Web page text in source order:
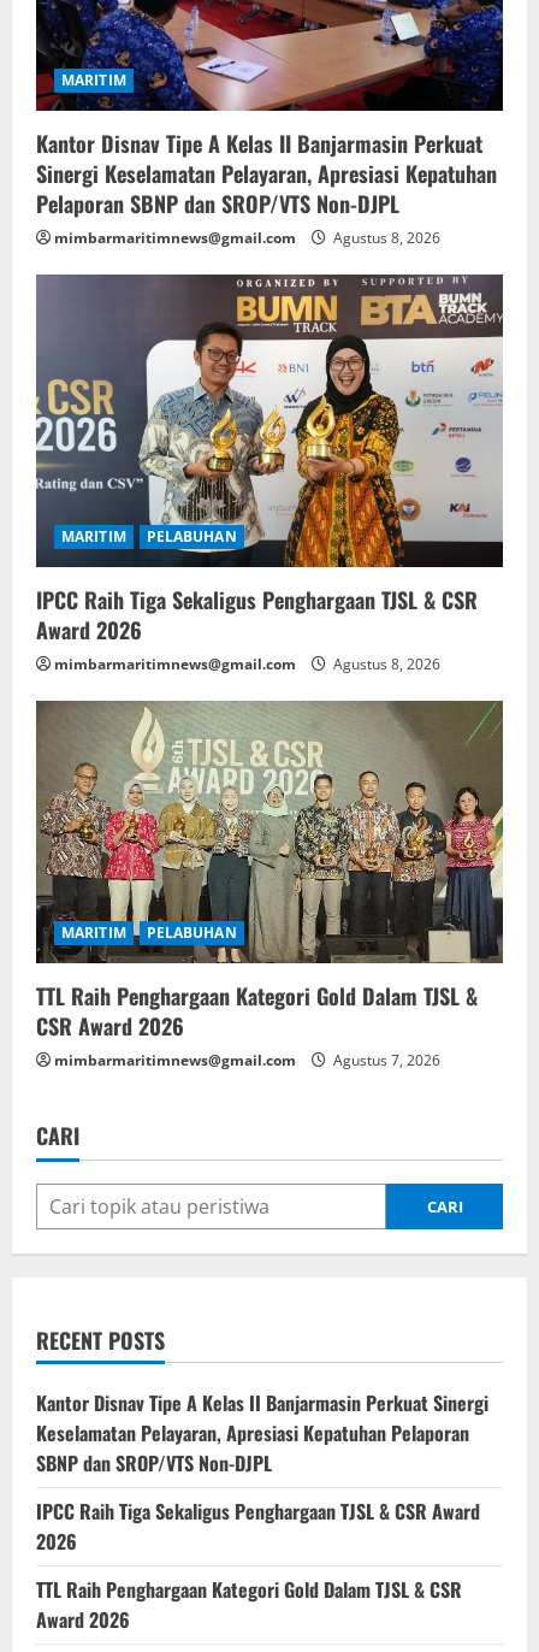
i
o
n
MARITIM
Kantor Disnav Tipe A Kelas II Banjarmasin Perkuat
Sinergi Keselamatan Pelayaran, Apresiasi Kepatuhan
Pelaporan SBNP dan SROP/VTS Non-DJPL
mimbarmaritimnews@gmail.com Agustus 8, 2026
MARITIM PELABUHAN
IPCC Raih Tiga Sekaligus Penghargaan TJSL & CSR
Award 2026
mimbarmaritimnews@gmail.com Agustus 8, 2026
MARITIM PELABUHAN
TTL Raih Penghargaan Kategori Gold Dalam TJSL &
CSR Award 2026
mimbarmaritimnews@gmail.com Agustus 7, 2026
CARI
CARI
RECENT POSTS
Kantor Disnav Tipe A Kelas II Banjarmasin Perkuat Sinergi
Keselamatan Pelayaran, Apresiasi Kepatuhan Pelaporan
SBNP dan SROP/VTS Non-DJPL
IPCC Raih Tiga Sekaligus Penghargaan TJSL & CSR Award
2026
TTL Raih Penghargaan Kategori Gold Dalam TJSL & CSR
Award 2026